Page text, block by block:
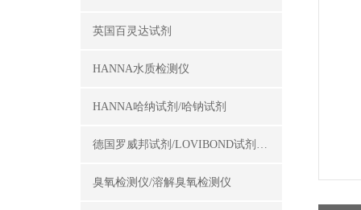
英国百灵达试剂
HANNA水质检测仪
HANNA哈纳试剂/哈钠试剂
德国罗威邦试剂/LOVIBOND试剂/罗威邦试剂
臭氧检测仪/溶解臭氧检测仪